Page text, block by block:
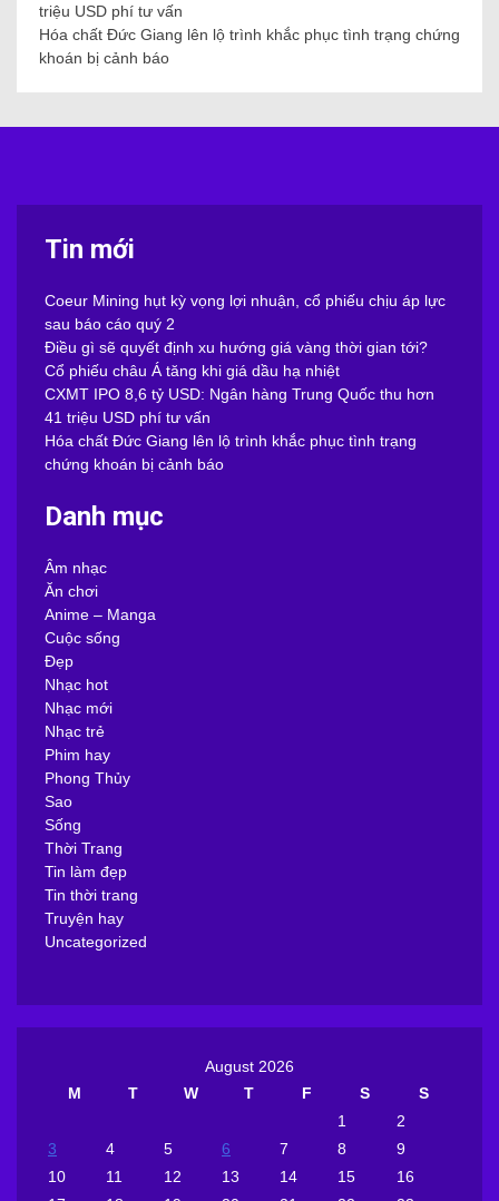
triệu USD phí tư vấn
Hóa chất Đức Giang lên lộ trình khắc phục tình trạng chứng
khoán bị cảnh báo
Tin mới
Coeur Mining hụt kỳ vọng lợi nhuận, cổ phiếu chịu áp lực
sau báo cáo quý 2
Điều gì sẽ quyết định xu hướng giá vàng thời gian tới?
Cổ phiếu châu Á tăng khi giá dầu hạ nhiệt
CXMT IPO 8,6 tỷ USD: Ngân hàng Trung Quốc thu hơn
41 triệu USD phí tư vấn
Hóa chất Đức Giang lên lộ trình khắc phục tình trạng
chứng khoán bị cảnh báo
Danh mục
Âm nhạc
Ăn chơi
Anime – Manga
Cuộc sống
Đẹp
Nhạc hot
Nhạc mới
Nhạc trẻ
Phim hay
Phong Thủy
Sao
Sống
Thời Trang
Tin làm đẹp
Tin thời trang
Truyện hay
Uncategorized
August 2026
M
T W T F S
S
1
2
3
4 5 6 7 8
9
10
11 12 13 14 15
16